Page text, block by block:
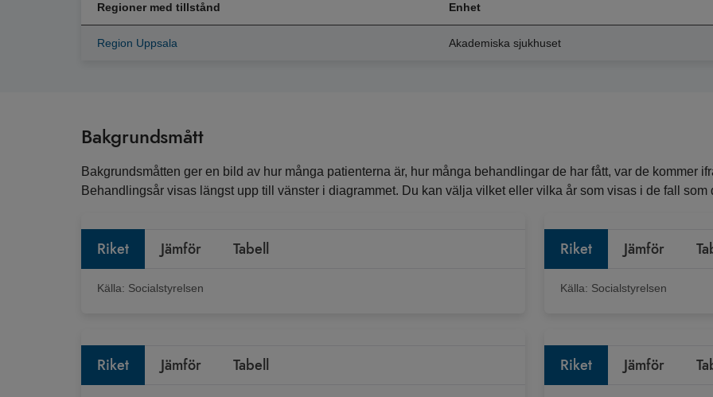
Regioner med tillstånd Enhet
Region Uppsala Akademiska sjukhuset
Bakgrundsmått
Bakgrundsmåtten ger en bild av hur många patienterna är, hur många behandlingar de har fått, var de kommer
Behandlingsår visas längst upp till vänster i diagrammet. Du kan välja vilket eller vilka år som visas i de fall som
Riket Jämför Tabell
Källa: Socialstyrelsen
Riket Jämför
Källa: Socialstyrelsen
Riket Jämför Tabell Riket Jämför